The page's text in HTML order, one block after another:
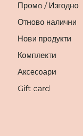
Промo / Изгодно
Отново налични
Нови продукти
Комплекти
Аксесоари
Gift card